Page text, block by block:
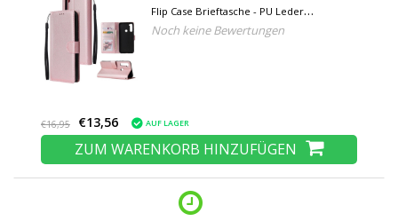
Flip Case Brieftasche - PU Leder
Brieftasche Abdeckung Cas Case Pink
Noch keine Bewertungen
€16,95 €13,56 AUF LAGER
ZUM WARENKORB HINZUFÜGEN